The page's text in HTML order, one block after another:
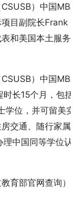
）中国
目副院长Frank
和美国本土服务
）中国
长15个月，包括
学位，并可留美实
交通、随行家属
中国同等学位认
育部官网查询）。